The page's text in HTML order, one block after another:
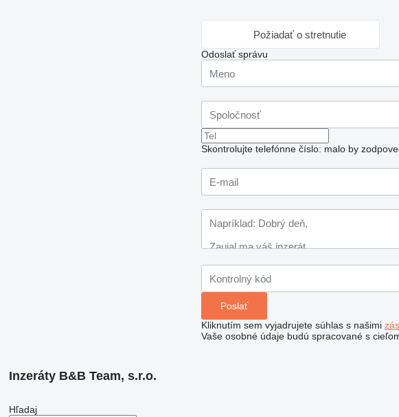
Požiadať o stretnutie
Odoslať správu
Skontrolujte telefónne číslo: malo by
Kliknutím sem vyjadrujete súhlas s našimi
Vaše osobné údaje budú spracované s
Inzeráty B&B Team, s.r.o.
Hľadaj